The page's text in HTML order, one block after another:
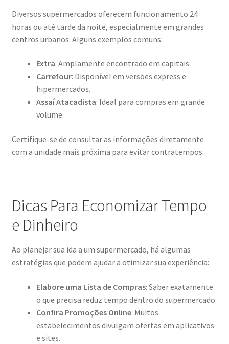
Diversos supermercados oferecem funcionamento 24
horas ou até tarde da noite, especialmente em grandes
centros urbanos. Alguns exemplos comuns:
Extra: Amplamente encontrado em capitais.
Carrefour: Disponível em versões express e
hipermercados.
Assaí Atacadista: Ideal para compras em grande
volume.
Certifique-se de consultar as informações diretamente
com a unidade mais próxima para evitar contratempos.
Dicas Para Economizar Tempo
e Dinheiro
Ao planejar sua ida a um supermercado, há algumas
estratégias que podem ajudar a otimizar sua experiência:
Elabore uma Lista de Compras: Saber exatamente
o que precisa reduz tempo dentro do supermercado.
Confira Promoções Online: Muitos
estabelecimentos divulgam ofertas em aplicativos
e sites.